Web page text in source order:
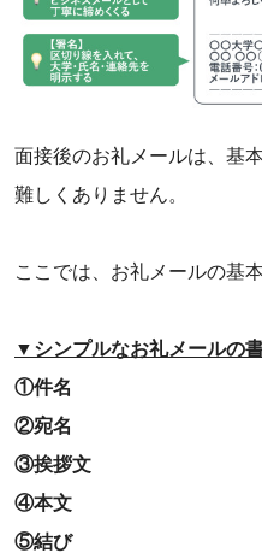
面接後のお礼メールは、基
難しくありません。
ここでは、お礼メールの基
▼シンプルなお礼メールの
①件名
②宛名
③挨拶文
④本文
⑤結び